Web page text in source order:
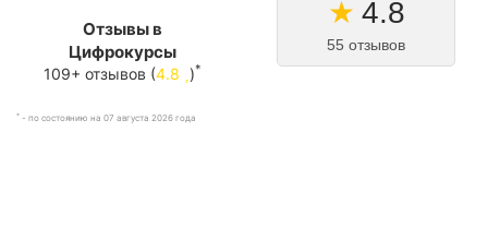
Отзывы в
Цифрокурсы
109+ отзывов (4.8 )*
★ 4.8
55 отзывов
* - по состоянию на 07 августа 2026 года